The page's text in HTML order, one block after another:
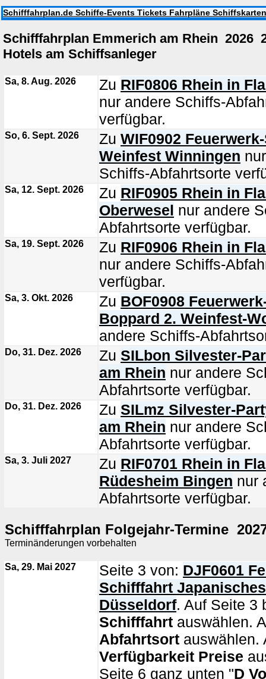
Schifffahrplan.de Schiffe-Events Tickets Fahrpläne Schiffskarten
Schifffahrplan Emmerich am Rhein 2026
Hotels am Schiffsanleger
Sa, 8. Aug. 2026 Zu RIF0806 Rhein in
nur andere Schiffs-
verfügbar.
So, 6. Sept. 2026 Zu WIF0902
Weinfest Winningen
Schiffs-Abfahrtsorte
Sa, 12. Sept. 2026 Zu RIF0905 Rhein in
Oberwesel nur andere
Abfahrtsorte verfügbar.
Sa, 19. Sept. 2026 Zu RIF0906 Rhein in
nur andere Schiffs-
verfügbar.
Sa, 3. Okt. 2026 Zu BOF0908
Boppard 2. Weinfest-
andere Schiffs-
Do, 31. Dez. 2026 Zu SILbon Silvester-
am Rhein nur andere
Abfahrtsorte verfügbar.
Do, 31. Dez. 2026 Zu SILmz Silvester-
am Rhein nur andere
Abfahrtsorte verfügbar.
Sa, 3. Juli 2027 Zu RIF0701 Rhein in
Rüdesheim Bingen nur
Abfahrtsorte verfügbar.
Schifffahrplan Folgejahr-Termine
Terminänderungen vorbehalten
Sa, 29. Mai 2027 Seite 3 von: DJF0601
Schifffahrt
Düsseldorf. Auf Seite 3
Schifffahrt auswählen.
Abfahrtsort auswählen.
Verfügbarkeit Preise
Seite 6 ganz unten "D